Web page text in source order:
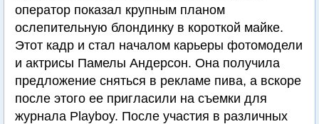
оператор показал крупным планом
ослепительную блондинку в короткой майке.
Этот кадр и стал началом карьеры фотомодели
и актрисы Памелы Андерсон. Она получила
предложение сняться в рекламе пива, а вскоре
после этого ее пригласили на съемки для
журнала Playboy. После участия в различных